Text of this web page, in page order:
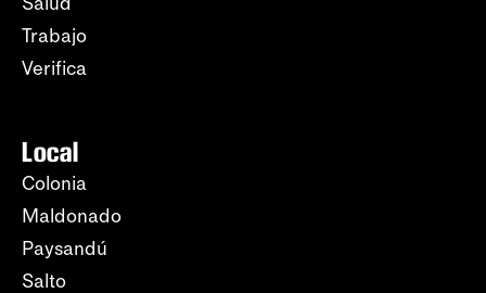
Trabajo
Verifica
Local
Colonia
Maldonado
Paysandú
Salto